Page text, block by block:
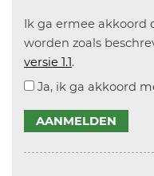
Ik ga ermee akkoord
worden zoals
versie 1.1.
Ja, ik ga akkoord
AANMELDEN